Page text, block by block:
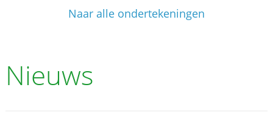
Naar alle ondertekeningen
Nieuws